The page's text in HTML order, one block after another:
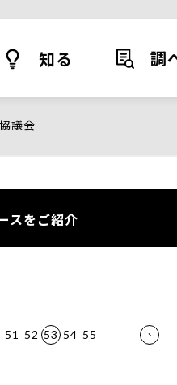
知る 調
議会
スをご紹介
51 52 53 54 55